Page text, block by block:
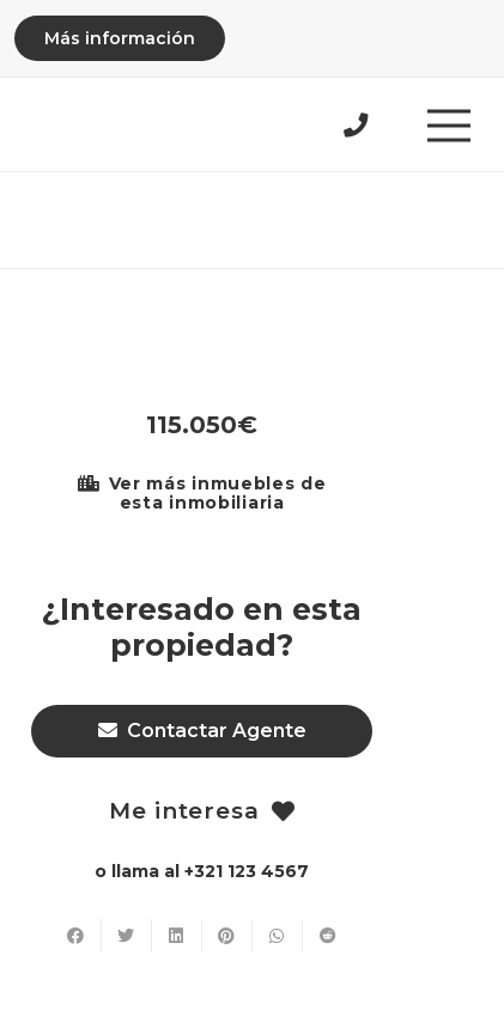
Más información
115.050€
Ver más inmuebles de
esta inmobiliaria
¿Interesado en esta
propiedad?
Contactar Agente
Me interesa
o llama al +321 123 4567